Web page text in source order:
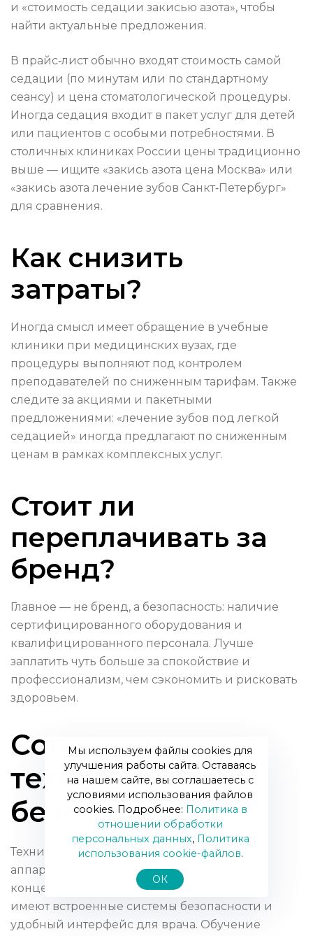
и «стоимость седации закисью азота», чтобы
найти актуальные предложения.
В прайс‑лист обычно входят стоимость самой
седации (по минутам или по стандартному
сеансу) и цена стоматологической процедуры.
Иногда седация входит в пакет услуг для детей
или пациентов с особыми потребностями. В
столичных клиниках России цены традиционно
выше — ищите «закись азота цена Москва» или
«закись азота лечение зубов Санкт‑Петербург»
для сравнения.
Как снизить
затраты?
Иногда смысл имеет обращение в учебные
клиники при медицинских вузах, где
процедуры выполняют под контролем
преподавателей по сниженным тарифам. Также
следите за акциями и пакетными
предложениями: «лечение зубов под легкой
седацией» иногда предлагают по сниженным
ценам в рамках комплексных услуг.
Стоит ли
переплачивать за
бренд?
Главное — не бренд, а безопасность: наличие
сертифицированного оборудования и
квалифицированного персонала. Лучше
заплатить чуть больше за спокойствие и
профессионализм, чем сэкономить и рисковать
здоровьем.
Современные
технологии и
безопасность
Техника не стоит на месте: современные
аппараты для седации следят за
концентрацией газа в реальном времени,
имеют встроенные системы безопасности и
удобный интерфейс для врача. Обучение
Мы используем файлы cookies для
улучшения работы сайта. Оставаясь
на нашем сайте, вы соглашаетесь с
условиями использования файлов
cookies. Подробнее: Политика в
отношении обработки
персональных данных, Политика
использования сookie-файлов.
ОК